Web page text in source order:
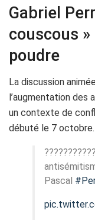
Gabriel
couscous
poudre
La discussion
l’augmentation des
un contexte de
débuté le 7 octobre.
Pascal